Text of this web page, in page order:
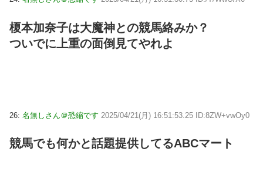
榎本加奈子は大魔神との競馬絡みか？
ついでに上重の面倒見てやれよ
26: 名無しさん＠恐縮です 2025/04/21(月) 16:51:53.25 ID:8ZW+vwOy0
競馬でも何かと話題提供してるABCマート